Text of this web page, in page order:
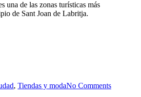
una de las zonas turísticas más
de Sant Joan de Labritja.
, Tiendas y modaNo Comments